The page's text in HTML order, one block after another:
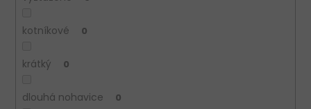
kotníkové 0
krátký 0
dlouhá nohavice 0